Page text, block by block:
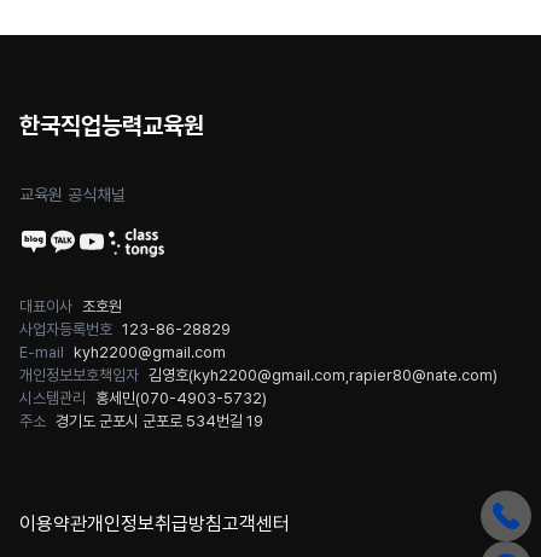
한국직업능력교육원
교육원 공식채널
대표이사 조호원
사업자등록번호 123-86-28829
E-mail kyh2200@gmail.com
개인정보보호책임자 김영호(kyh2200@gmail.com rapier80@nate.com)
시스템관리
홍세민(070-4903-5732)
주소 경기도 군포시 군포로 534번길 19
이용약관개인정보취급방침고객센터